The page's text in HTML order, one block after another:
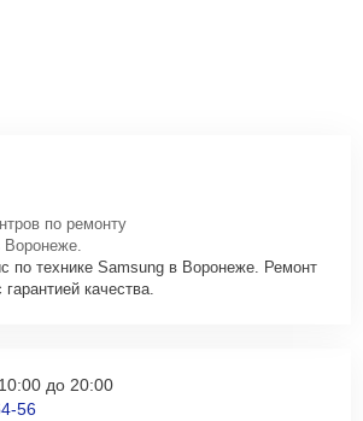
по ремонту
Воронеже.
по технике Samsung в Воронеже. Ремонт
качества.
до 20:00
56